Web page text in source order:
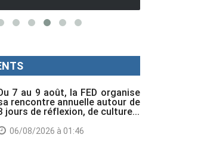
7 au 9 août, la FED organise
rencontre annuelle autour de
jours de réflexion, de culture...
06/08/2026 à 01:46